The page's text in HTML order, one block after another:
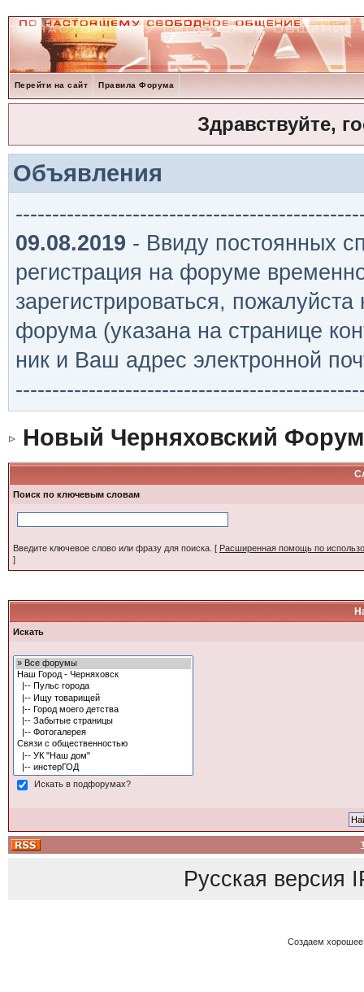
Перейти на сайт Правила Форума
Здравствуйте,
Объявления
09.08.2019 - Ввиду постоянных
регистрация на форуме
зарегистрироваться,
форума (указана на странице
ник и Ваш адрес электронной
Новый Черняховский Форум
Поиск по ключевым словам
Введите ключевое слово или фразу для поиска. [ Расширенная помощь по
]
Искать
Искать в подфорумах?
Русская версия
Создаем